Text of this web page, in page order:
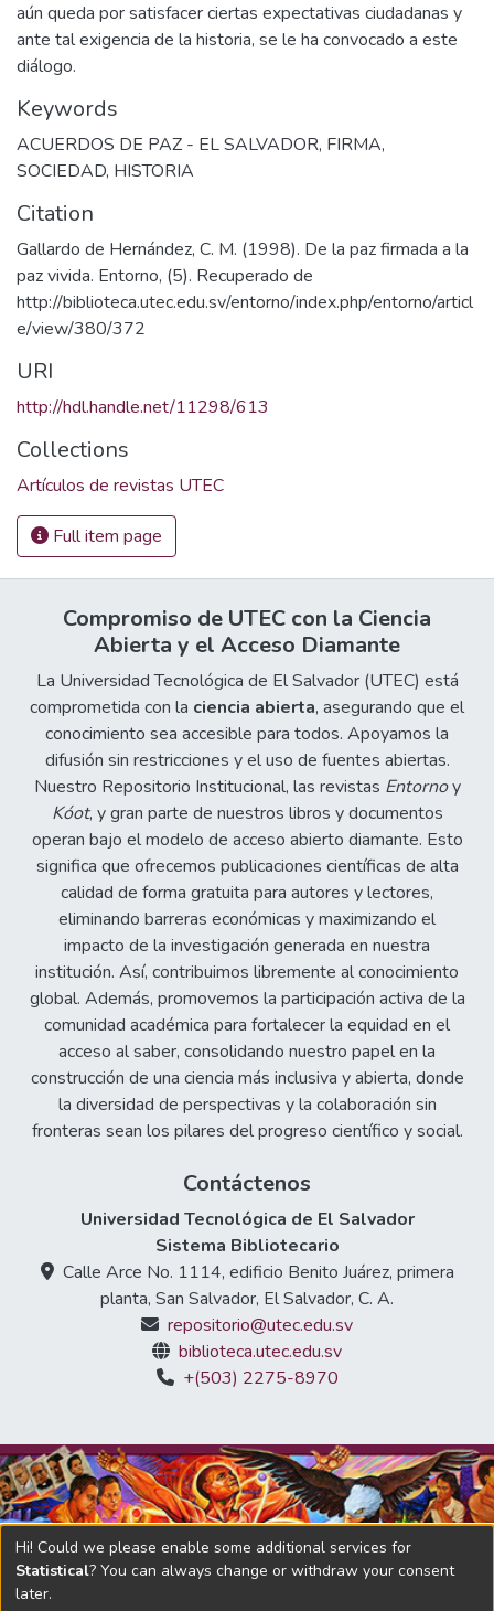
aún queda por satisfacer ciertas expectativas ciudadanas y
ante tal exigencia de la historia, se le ha convocado a este
diálogo.
Keywords
ACUERDOS DE PAZ - EL SALVADOR, FIRMA,
SOCIEDAD, HISTORIA
Citation
Gallardo de Hernández, C. M. (1998). De la paz firmada a la
paz vivida. Entorno, (5). Recuperado de
http://biblioteca.utec.edu.sv/entorno/index.php/entorno/articl
e/view/380/372
URI
http://hdl.handle.net/11298/613
Collections
Artículos de revistas UTEC
Full item page
Compromiso de UTEC con la Ciencia
Abierta y el Acceso Diamante
La Universidad Tecnológica de El Salvador (UTEC) está
comprometida con la ciencia abierta, asegurando que el
conocimiento sea accesible para todos. Apoyamos la
difusión sin restricciones y el uso de fuentes abiertas.
Nuestro Repositorio Institucional, las revistas Entornoy
Kóot, y gran parte de nuestros libros y documentos
operan bajo el modelo de acceso abierto diamante. Esto
significa que ofrecemos publicaciones científicas de alta
calidad de forma gratuita para autores y lectores,
eliminando barreras económicas y maximizando el
impacto de la investigación generada en nuestra
institución. Así, contribuimos libremente al conocimiento
global. Además, promovemos la participación activa de la
comunidad académica para fortalecer la equidad en el
acceso al saber, consolidando nuestro papel en la
construcción de una ciencia más inclusiva y abierta, donde
la diversidad de perspectivas y la colaboración sin
fronteras sean los pilares del progreso científico y social.
Contáctenos
Universidad Tecnológica de El Salvador
Sistema Bibliotecario
Calle Arce No. 1114, edificio Benito Juárez, primera
planta, San Salvador, El Salvador, C. A.
repositorio@utec.edu.sv
biblioteca.utec.edu.sv
+(503) 2275-8970
Hi! Could we please enable some additional services for
Statistical? You can always change or withdraw your consent
later.